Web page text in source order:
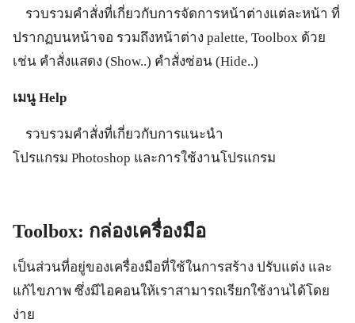
รวบรวมคำสั่งที่เกี่ยวกับการจัดการหน้าต่างแต่ละหน้า ที่
ปรากฏบนหน้าจอ รวมถึงหน้าต่าง palette, Toolbox ด้วย
เช่น คำสั่งแสดง (Show..) คำสั่งซ่อน (Hide..)
เมนู Help
รวบรวมคำสั่งที่เกี่ยวกับการแนะนำ
โปรแกรม Photoshop และการใช้งานโปรแกรม
Toolbox: กล่องเครื่องมือ
เป็นส่วนที่อยู่ของเครื่องมือที่ใช้ในการสร้าง ปรับแต่ง และ
แก้ไขภาพ ซึ่งมีไอคอนให้เราสามารถเรียกใช้งานได้โดย
ง่าย